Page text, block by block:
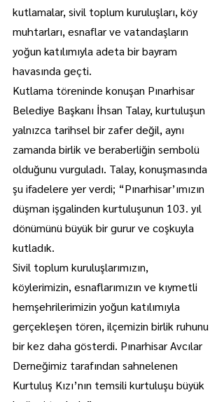
kutlamalar, sivil toplum kuruluşları, köy
muhtarları, esnaflar ve vatandaşların
yoğun katılımıyla adeta bir bayram
havasında geçti.
Kutlama töreninde konuşan Pınarhisar
Belediye Başkanı İhsan Talay, kurtuluşun
yalnızca tarihsel bir zafer değil, aynı
zamanda birlik ve beraberliğin sembolü
olduğunu vurguladı. Talay, konuşmasında
şu ifadelere yer verdi; “Pınarhisar’ımızın
düşman işgalinden kurtuluşunun 103. yıl
dönümünü büyük bir gurur ve coşkuyla
kutladık.
Sivil toplum kuruluşlarımızın,
köylerimizin, esnaflarımızın ve kıymetli
hemşehrilerimizin yoğun katılımıyla
gerçekleşen tören, ilçemizin birlik ruhunu
bir kez daha gösterdi. Pınarhisar Avcılar
Derneğimiz tarafından sahnelenen
Kurtuluş Kızı’nın temsili kurtuluşu büyük